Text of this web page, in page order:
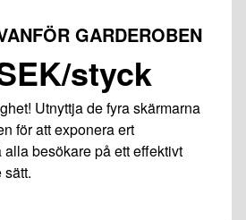
GARDEROBEN
styck
Utnyttja de fyra skärmarna
för att exponera ert
besökare på ett effektivt